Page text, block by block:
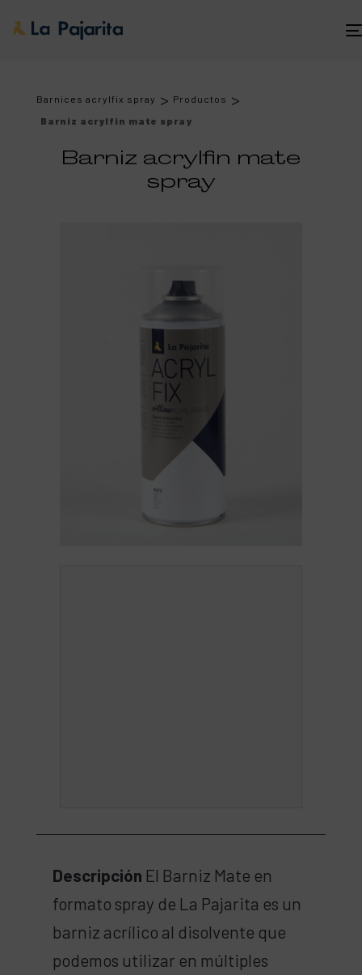
Barnices acrylfix spray > Productos >
Barniz acrylfin mate spray
Barniz acrylfin mate
spray
Descripción El Barniz Mate en
formato spray de La Pajarita es un
barniz acrílico al disolvente que
podemos utilizar en múltiples